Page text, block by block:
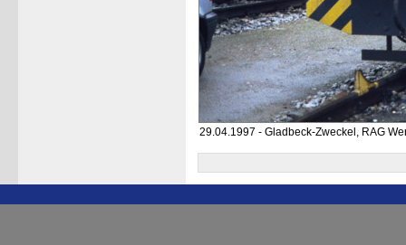
29.04.1997 - Gladbeck-Zweckel, RAG